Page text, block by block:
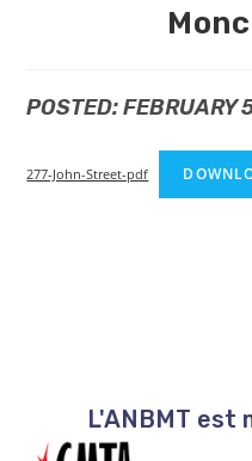
POSTED: FEBRUARY
277-John-Street-pdf
L'ANBMT est